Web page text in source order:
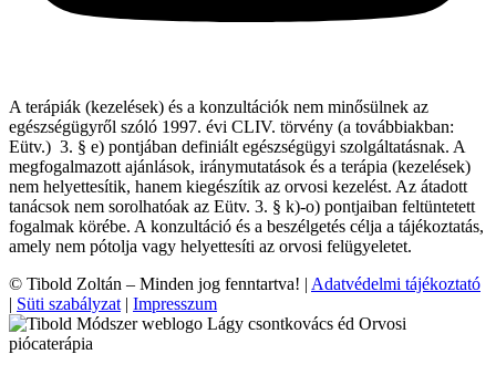
A terápiák (kezelések) és a konzultációk nem minősülnek az
egészségügyről szóló 1997. évi CLIV. törvény (a továbbiakban:
Eütv.) 3. § e) pontjában definiált egészségügyi szolgáltatásnak. A
megfogalmazott ajánlások, iránymutatások és a terápia (kezelések)
nem helyettesítik, hanem kiegészítik az orvosi kezelést. Az átadott
tanácsok nem sorolhatóak az Eütv. 3. § k)-o) pontjaiban feltüntetett
fogalmak körébe. A konzultáció és a beszélgetés célja a tájékoztatás,
amely nem pótolja vagy helyettesíti az orvosi felügyeletet.
© Tibold Zoltán – Minden jog fenntartva! | Adatvédelmi tájékoztató
| Süti szabályzat | Impresszum